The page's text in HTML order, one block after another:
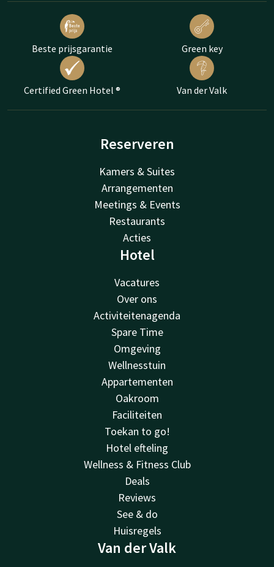
Beste prijsgarantie Green key
Certified Green Hotel ® Van der Valk
Reserveren
Kamers & Suites
Arrangementen
Meetings & Events
Restaurants
Acties
Hotel
Vacatures
Over ons
Activiteitenagenda
Spare Time
Omgeving
Wellnesstuin
Appartementen
Oakroom
Faciliteiten
Toekan to go!
Hotel efteling
Wellness & Fitness Club
Deals
Reviews
See & do
Huisregels
Van der Valk